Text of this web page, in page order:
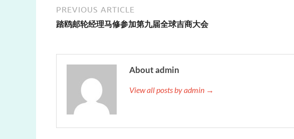
PREVIOUS ARTICLE
踏鸥邮轮经理马修参加第九届全球吉商大会
About admin
View all posts by admin →